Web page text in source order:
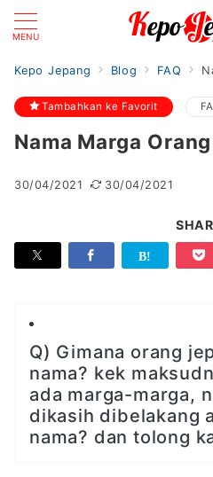
MENU
Kepo Jepang Blog FAQ
Tambahkan ke Favorit
Nama Marga
30/04/2021 30/04/2021
Q) Gimana orang
nama? kek
ada marga-marga,
dikasih dibelakang
nama? dan tolong